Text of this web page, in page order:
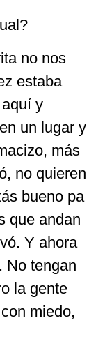
no nos
estaba
y
un lugar y
más
no quieren
bueno pa
que andan
Y ahora
No tengan
la gente
miedo,